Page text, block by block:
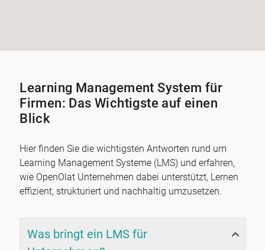
Learning Management System für
Firmen: Das Wichtigste auf einen
Blick
Hier finden Sie die wichtigsten Antworten rund um
Learning Management Systeme (LMS) und erfahren,
wie OpenOlat Unternehmen dabei unterstützt, Lernen
effizient, strukturiert und nachhaltig umzusetzen.
Was bringt ein LMS für